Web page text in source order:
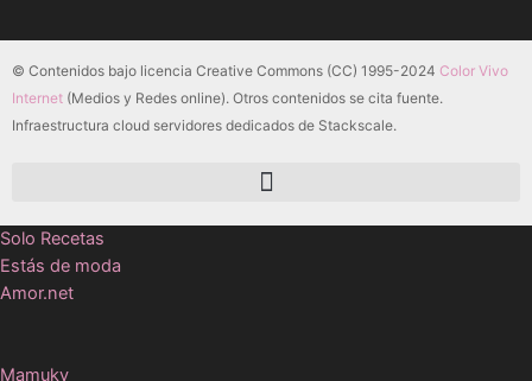
© Contenidos bajo licencia Creative Commons (CC) 1995-2024 Color Vivo
Internet (Medios y Redes online). Otros contenidos se cita fuente.
Infraestructura cloud servidores dedicados de Stackscale.
Solo Recetas
Estás de moda
Amor.net
Mamuky